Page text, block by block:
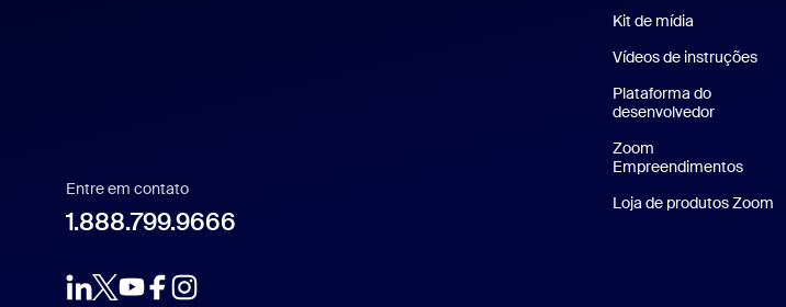
한국어
Entre em contato
1.888.799.9666
Kit de mídia
Vídeos de instruções
Plataforma do
desenvolvedor
Zoom
Empreendimentos
Loja de produtos Zoom